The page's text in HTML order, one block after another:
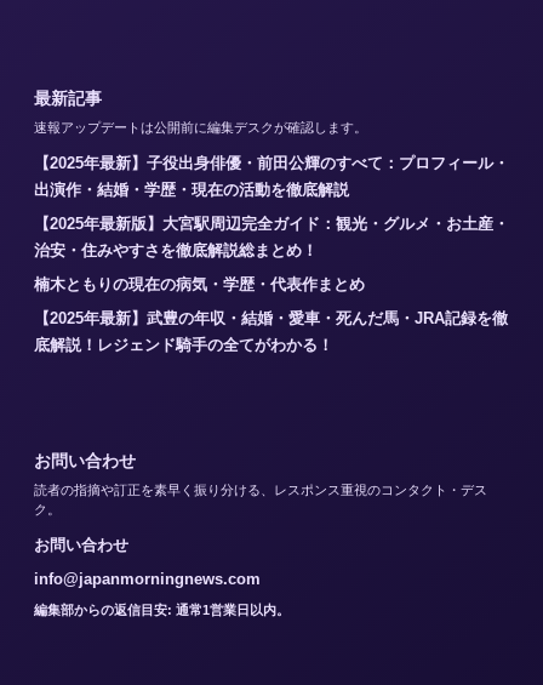
最新記事
速報アップデートは公開前に編集デスクが確認します。
【2025年最新】子役出身俳優・前田公輝のすべて：プロフィール・
出演作・結婚・学歴・現在の活動を徹底解説
【2025年最新版】大宮駅周辺完全ガイド：観光・グルメ・お土産・
治安・住みやすさを徹底解説総まとめ！
楠木ともりの現在の病気・学歴・代表作まとめ
【2025年最新】武豊の年収・結婚・愛車・死んだ馬・JRA記録を徹
底解説！レジェンド騎手の全てがわかる！
お問い合わせ
読者の指摘や訂正を素早く振り分ける、レスポンス重視のコンタクト・デス
ク。
お問い合わせ
info@japanmorningnews.com
編集部からの返信目安: 通常1営業日以内。